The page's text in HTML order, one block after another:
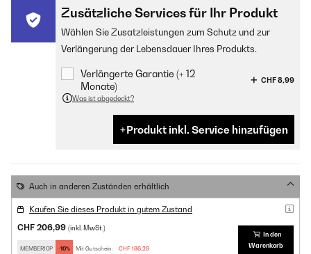
Zusätzliche Services für Ihr Produkt
Wählen Sie Zusatzleistungen zum Schutz und zur
Verlängerung der Lebensdauer Ihres Produkts.
Verlängerte Garantie (+ 12
Monate)
CHF 8,99
Was ist abgedeckt?
Produkt inkl. Service hinzufügen
Auch in anderen Zuständen erhältlich
Kaufen Sie dieses Produkt in gutem Zustand
CHF 206,99 (inkl. MwSt.)
MEMBER10P -10% Mit Gutschein: CHF 186,29
In den
Warenkorb